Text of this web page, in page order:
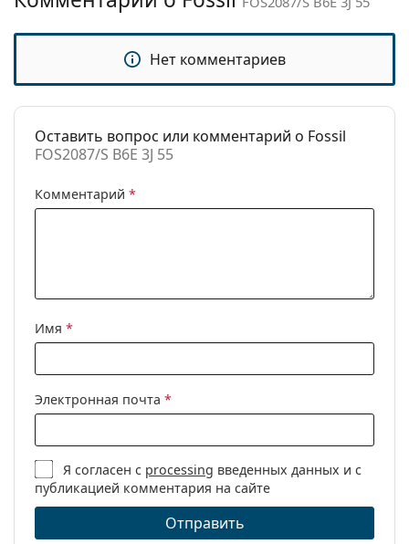
Категория:
Солнцезащитные очки
Бренд:
Fossil
Использование:
Модные
Нет комментариев
Оставить вопрос или комментарий о Fossil
FOS2087/S B6E 3J 55
Комментарий *
Имя *
Электронная почта *
Я согласен с processing введенных данных и с
публикацией комментария на сайте
Отправить